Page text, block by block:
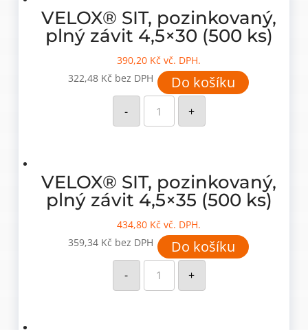
množství
VELOX® SIT, pozinkovaný,
plný závit 4,5×30 (500 ks)
390,20 Kč vč. DPH.
322,48 Kč bez DPH Do košíku
-
VELOX®
SIT,
pozinkovaný,
plný
množství
+
VELOX® SIT, pozinkovaný,
plný závit 4,5×35 (500 ks)
434,80 Kč vč. DPH.
359,34 Kč bez DPH Do košíku
-
VELOX®
SIT,
pozinkovaný,
plný
+